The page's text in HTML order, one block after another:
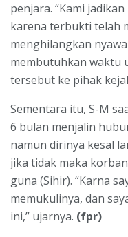
penjara. “Kami
karena terbukti telah
menghilangkan
membutuhkan waktu
tersebut ke pihak
Sementara itu, S-M
6 bulan menjalin
namun dirinya kesal
jika tidak maka
guna (Sihir). “Karna
memukulinya, dan
ini,” ujarnya. (fpr)